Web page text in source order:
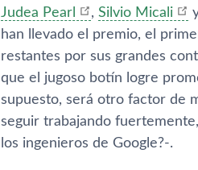
Judea Pearl , Silvio Micali
han llevado el premio, el
restantes por sus grandes
que el jugoso botí­n logre
supuesto, será otro factor de
seguir trabajando
los ingenieros de Google?-.